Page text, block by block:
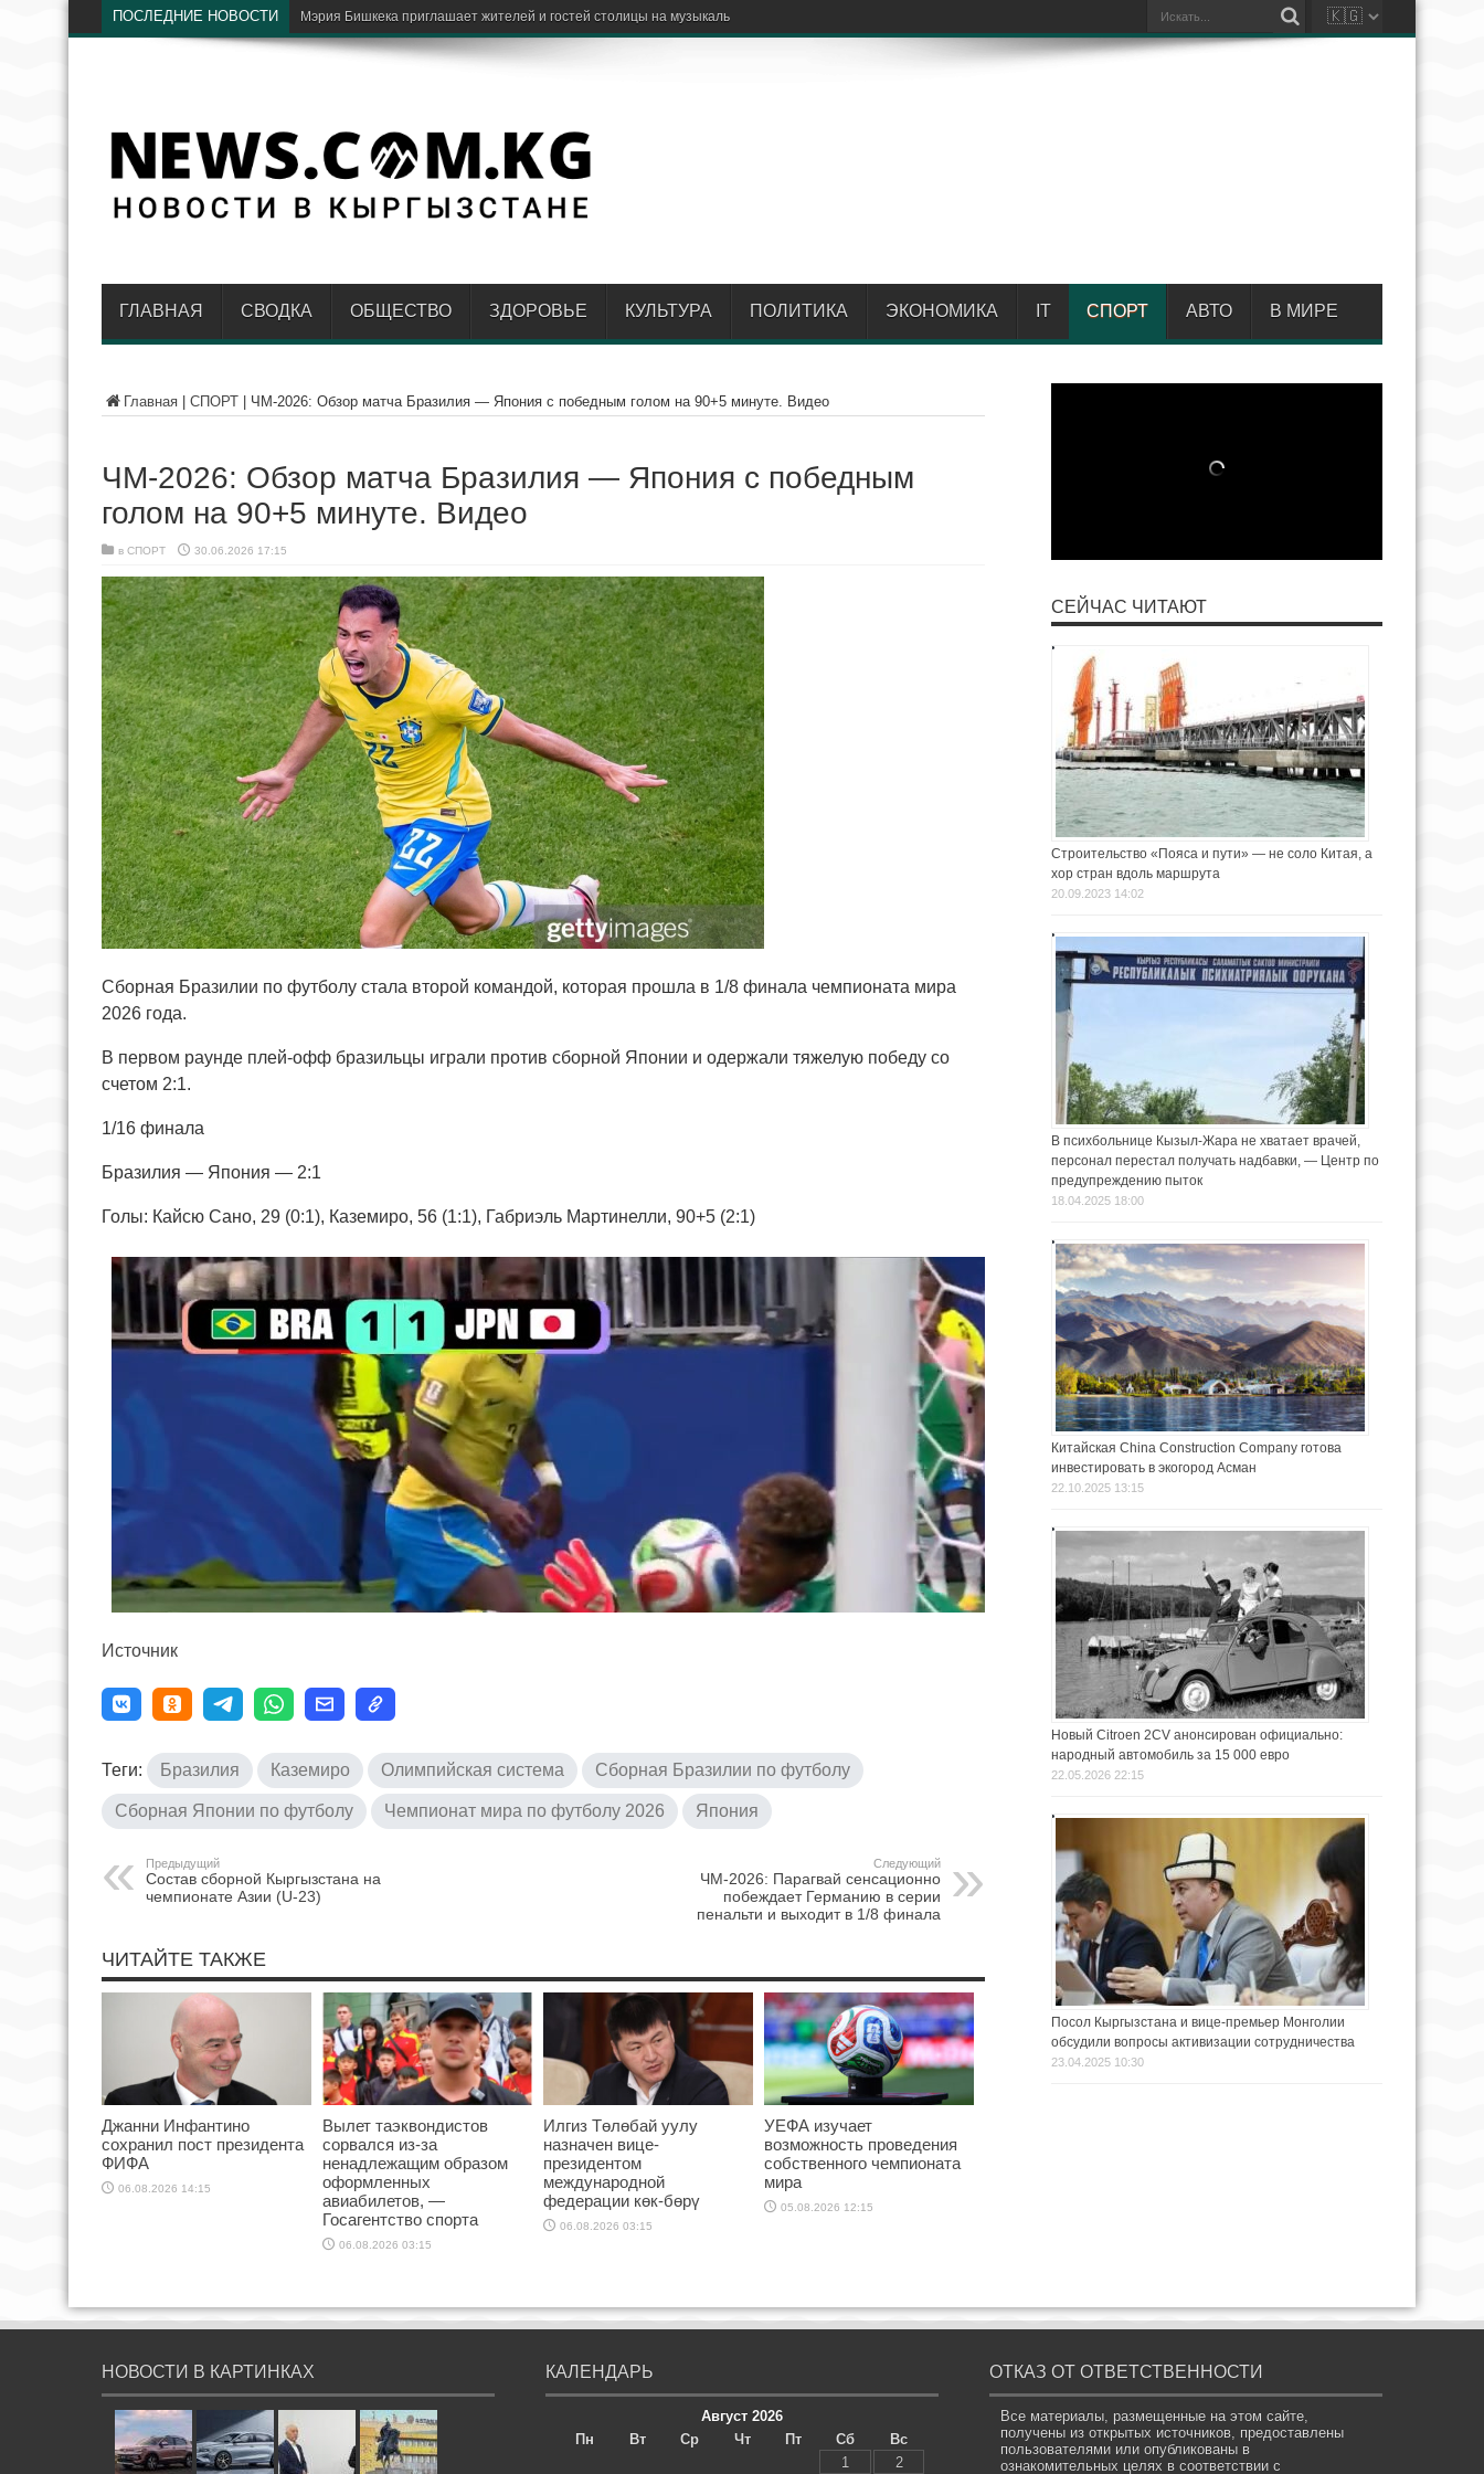
ПОСЛЕДНИЕ НОВОСТИ Мэрия Бишкека приглашает жителей и гостей столицы на музыкальные вечера
ГЛАВНАЯ СВОДКА ОБЩЕСТВО ЗДОРОВЬЕ КУЛЬТУРА ПОЛИТИКА ЭКОНОМИКА IT СПОРТ АВТО В МИРЕ
Главная СПОРТ ЧМ-2026: Обзор матча Бразилия — Япония с победным голом на 90+5 минуте. Видео
ЧМ-2026: Обзор матча Бразилия — Япония с победным
голом на 90+5 минуте. Видео
в СПОРТ 30.06.2026 17:15
Сборная Бразилии по футболу стала второй командой, которая прошла в 1/8 финала чемпионата мира
2026 года.
В первом раунде плей-офф бразильцы играли против сборной Японии и одержали тяжелую победу со
счетом 2:1.
1/16 финала
Бразилия — Япония — 2:1
Голы: Кайсю Сано, 29 (0:1), Каземиро, 56 (1:1), Габриэль Мартинелли, 90+5 (2:1)
Источник
Теги: Бразилия Каземиро Олимпийская система Сборная Бразилии по футболу
Сборная Японии по футболу Чемпионат мира по футболу 2026 Япония
Предыдущий
Состав сборной Кыргызстана на
чемпионате Азии (U-23)
Следующий
ЧМ-2026: Парагвай сенсационно
побеждает Германию в серии
пенальти и выходит в 1/8 финала
ЧИТАЙТЕ ТАКЖЕ
Джанни Инфантино
сохранил пост президента
ФИФА
06.08.2026 14:15
Вылет таэквондистов
сорвался из-за
ненадлежащим образом
оформленных
авиабилетов, —
Госагентство спорта
06.08.2026 03:15
Илгиз Төлөбай уулу
назначен вице-
президентом
международной
федерации көк-бөрү
06.08.2026 03:15
УЕФА изучает
возможность проведения
собственного чемпионата
мира
05.08.2026 12:15
СЕЙЧАС ЧИТАЮТ
Строительство «Пояса и пути» — не соло Китая, а
хор стран вдоль маршрута
20.09.2023 14:02
В психбольнице Кызыл-Жара не хватает врачей,
персонал перестал получать надбавки, — Центр по
предупреждению пыток
18.04.2025 18:00
Китайская China Construction Company готова
инвестировать в экогород Асман
22.10.2025 13:15
Новый Citroen 2CV анонсирован официально:
народный автомобиль за 15 000 евро
22.05.2026 22:15
Посол Кыргызстана и вице-премьер Монголии
обсудили вопросы активизации сотрудничества
23.04.2025 10:30
НОВОСТИ В КАРТИНКАХ КАЛЕНДАРЬ
Август 2026
Пн
Вт Ср Чт Пт Сб
Вс
1
2
ОТКАЗ ОТ ОТВЕТСТВЕННОСТИ
Все материалы, размещенные на этом сайте,
получены из открытых источников, предоставлены
пользователями или опубликованы в
ознакомительных целях в соответствии с